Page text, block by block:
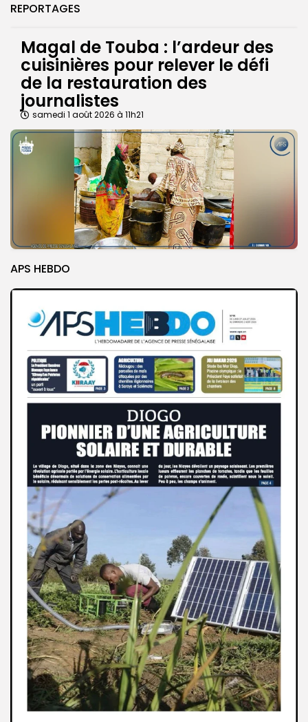
REPORTAGES
Magal de Touba : l’ardeur des
cuisinières pour relever le défi
de la restauration des
journalistes
samedi 1 août 2026 à 11h21
APS HEBDO